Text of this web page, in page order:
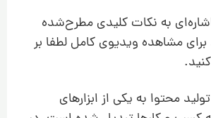
به نکات کلیدی مطرح‌شده
مشاهده ویدیوی کامل لطفا بر
محتوا به یکی از ابزارهای